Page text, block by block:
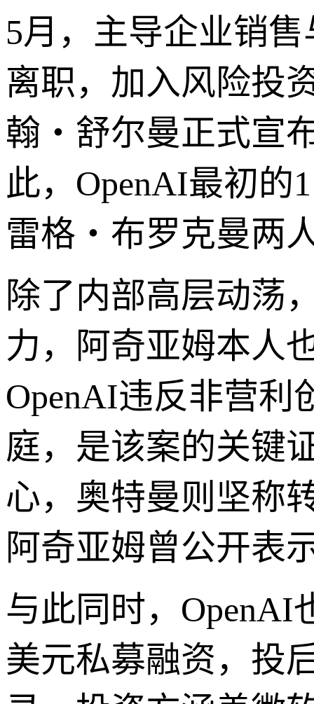
5月，主导企业销
离职，加入风险投
翰・舒尔曼正式宣
此，OpenAI最初的
雷格・布罗克曼两
除了内部高层动荡
力，阿奇亚姆本人
OpenAI违反非营利
庭，是该案的关键
心，奥特曼则坚称
阿奇亚姆曾公开表
与此同时，OpenAI
美元私募融资，投